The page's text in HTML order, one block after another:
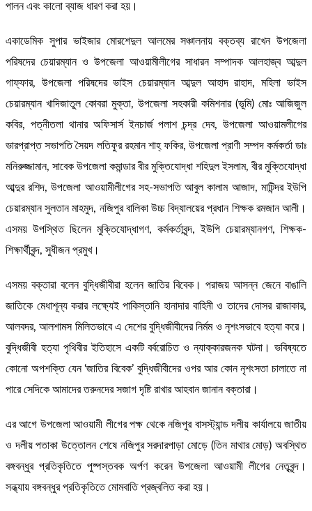
পালন এবং কালো ব্যাজ ধারণ করা হয়।
একাডেমিক সুপার ভাইজার মোরশেদুল আলমের সঞ্চালনায় বক্তব্য রাখেন উপজেলা
পরিষদের চেয়ারম্যান ও উপজেলা আওয়ামীলীগের সাধারন সম্পাদক আলহাজ্ব আব্দুল
গাফ্ফার, উপজেলা পরিষদের ভাইস চেয়ারম্যান আব্দুল আহাদ রাহাদ, মহিলা ভাইস
চেয়ারম্যান খাদিজাতুল কোবরা মুক্তা, উপজেলা সহকারী কমিশনার (ভূমি) মোঃ আজিজুল
কবির, পত্নীতলা থানার অফিসার্স ইনচার্জ পলাশ চন্দ্র দেব, উপজেলা আওয়ামলীগের
ভারপ্রাপ্ত সভাপতি সৈয়দ লতিফুর রহমান শাহ্ ফকির, উপজেলা প্রাণী সম্পদ কর্মকর্তা ডাঃ
মনিরুজ্জামান, সাবেক উপজেলা কমান্ডার বীর মুক্তিযোদ্ধা শহিদুল ইসলাম, বীর মুক্তিযোদ্ধা
আব্দুর রশিদ, উপজেলা আওয়ামীলীগের সহ-সভাপতি আবুল কালাম আজাদ, মাটিন্দর ইউপি
চেয়ারম্যান সুলতান মাহমুদ, নজিপুর বালিকা উচ্চ বিদ্যালয়ের প্রধান শিক্ষক রমজান আলী।
এসময় উপস্থিত ছিলেন মুক্তিযোদ্ধাগণ, কর্মকর্তাবৃন্দ, ইউপি চেয়ারম্যানগণ, শিক্ষক-
শিক্ষার্থীবৃন্দ, সুধীজন প্রমুখ।
এসময় বক্তারা বলেন বুদ্ধিজীবীরা হলেন জাতির বিবেক। পরাজয় আসন্ন জেনে বাঙালি
জাতিকে মেধাশূন্য করার লক্ষ্যেই পাকিস্তানি হানাদার বাহিনী ও তাদের দোসর রাজাকার,
আলবদর, আলশামস মিলিতভাবে এ দেশের বুদ্ধিজীবীদের নির্মম ও নৃশংসভাবে হত্যা করে।
বুদ্ধিজীবী হত্যা পৃথিবীর ইতিহাসে একটি বর্বরোচিত ও ন্যাক্কারজনক ঘটনা। ভবিষ্যতে
কোনো অপশক্তি যেন ‘জাতির বিবেক’ বুদ্ধিজীবীদের ওপর আর কোন নৃশংসতা চালাতে না
পারে সেদিকে আমাদের তরুনদের সজাগ দৃষ্টি রাখার আহবান জানান বক্তারা।
এর আগে উপজেলা আওয়ামী লীগের পক্ষ থেকে নজিপুর বাসস্ট্যান্ড দলীয় কার্যালয়ে জাতীয়
ও দলীয় পতাকা উত্তোলন শেষে নজিপুর সরদারপাড়া মোড়ে (তিন মাথার মোড়) অবস্থিত
বঙ্গবন্ধুর প্রতিকৃতিতে পুষ্পস্তবক অর্পণ করেন উপজেলা আওয়ামী লীগের নেতৃবৃন্দ।
সন্ধ্যায় বঙ্গবন্ধুর প্রতিকৃতিতে মোমবাতি প্রজ্বলিত করা হয়।